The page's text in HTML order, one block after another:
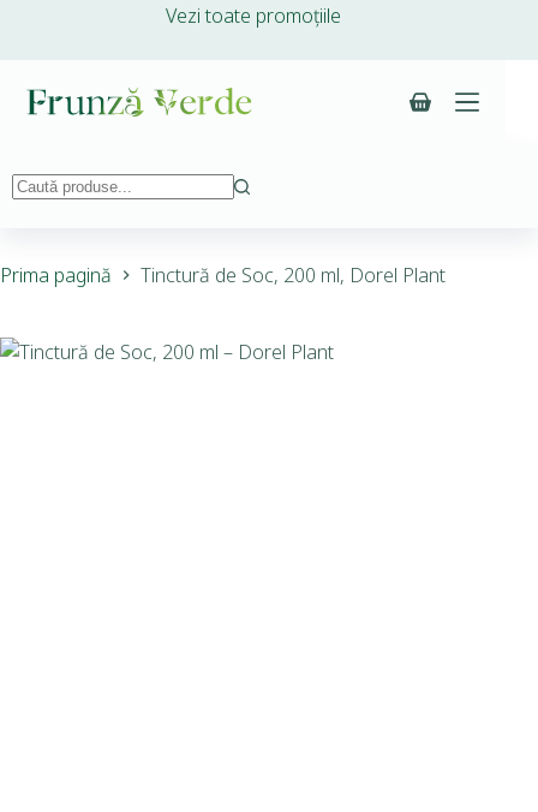
Vezi toate promoțiile
Prima pagină Tinctură de Soc, 200 ml, Dorel Plant